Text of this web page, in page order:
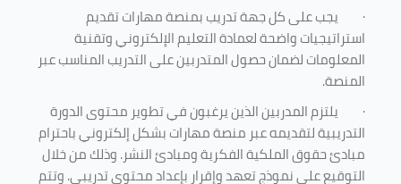
· يجب على كل جهة تدريب بمنصة مهارات تقديم
استراتيجيات واضحة لعمادة التعليم الإلكتروني وتقنية
المعلومات لضمان حصول المتدربين على التدريب المناسب عبر
المنصة.
· يلتزم المدربين الذين يرغبون في تطوير محتوى الدورة
التدريبية لتقديمه عبر منصة مهارات بشكل إلكتروني باحترام
مبادئ حقوق الملكية الفكرية ومبادئ النشر. وذلك من خلال
التوقيع على نموذج تعهد وإقرار بإعداد محتوى تدريبي. وتتم